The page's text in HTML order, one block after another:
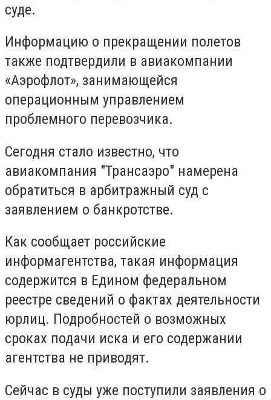
суде.
Информацию о прекращении полетов
также подтвердили в авиакомпании
«Аэрофлот», занимающейся
операционным управлением
проблемного перевозчика.
Сегодня стало известно, что
авиакомпания "Трансаэро" намерена
обратиться в арбитражный суд с
заявлением о банкротстве.
Как сообщает российские
информагентства, такая информация
содержится в Едином федеральном
реестре сведений о фактах деятельности
юрлиц. Подробностей о возможных
сроках подачи иска и его содержании
агентства не приводят.
Сейчас в суды уже поступили заявления о